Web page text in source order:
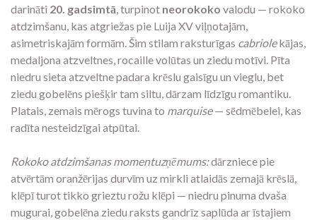
darināti 20. gadsimtā, turpinot neorokoko valodu — rokoko
atdzimšanu, kas atgriežas pie Luija XV viļņotajām,
asimetriskajām formām. Šim stilam raksturīgas cabriolekājas,
medaljona atzveltnes, rocaille volūtas un ziedu motīvi. Pīta
niedru sieta atzveltne padara krēslu gaisīgu un vieglu, bet
ziedu gobelēns piešķir tam siltu, dārzam līdzīgu romantiku.
Platais, zemais mērogs tuvina to marquise— sēdmēbelei, kas
radīta nesteidzīgai atpūtai.
Rokoko atdzimšanas momentuzņēmums:dārzniece pie
atvērtām oranžērijas durvīm uz mirkli atlaidās zemajā krēslā,
klēpī turot tikko grieztu rožu klēpi — niedru pinuma dvaša
mugurai, gobelēna ziedu raksts gandrīz saplūda ar īstajiem